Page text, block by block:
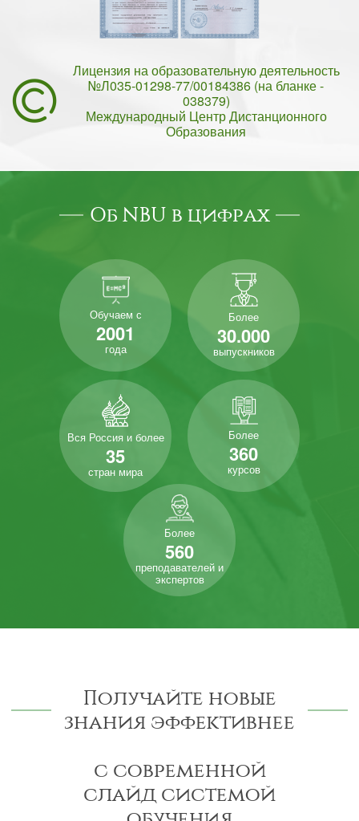
Лицензия на образовательную деятельность
№Л035-01298-77/00184386 (на бланке -
038379)
Международный Центр Дистанционного
Образования
Об NBU в цифрах
Обучаем с
2001
года
Более
30.000
выпускников
Вся Россия и более
35
стран мира
Более
360
курсов
Более
560
преподавателей и
экспертов
Получайте новые
знания эффективнее
с современной
слайд системой